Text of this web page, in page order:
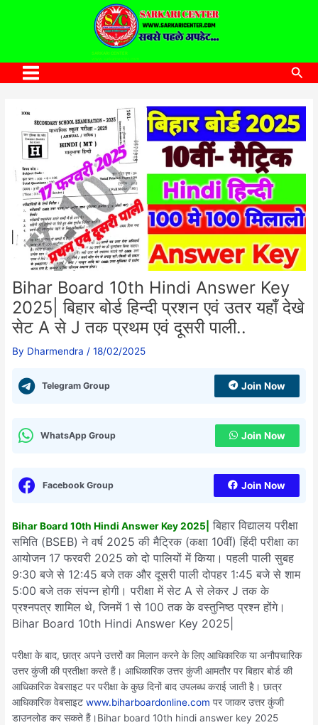
SARKARI CENTER
www.sarkaricenter.com
Main
Bihar Board 10th Hindi Answer Key
2025| बिहार बोर्ड हिन्दी प्रशन एवं उतर यहाँ देखे
सेट A से J तक प्रथम एवं दूसरी पाली..
By Dharmendra /18/02/2025
Telegram Group Join Now
WhatsApp Group Join Now
Facebook Group Join Now
Bihar Board 10th Hindi Answer Key 2025|
बिहार विद्यालय परीक्षा
समिति (BSEB) ने वर्ष 2025 की मैट्रिक (कक्षा 10वीं) हिंदी परीक्षा का
आयोजन 17 फरवरी 2025 को दो पालियों में किया। पहली पाली सुबह
9:30 बजे से 12:45 बजे तक और दूसरी पाली दोपहर 1:45 बजे से शाम
5:00 बजे तक संपन्न होगी। परीक्षा में सेट A से लेकर J तक के
प्रश्नपत्र शामिल थे, जिनमें 1 से 100 तक के वस्तुनिष्ठ प्रश्न होंगे।
Bihar Board 10th Hindi Answer Key 2025|
परीक्षा के बाद, छात्र अपने उत्तरों का मिलान करने के लिए आधिकारिक या अनौपचारिक
उत्तर कुंजी की प्रतीक्षा करते हैं। आधिकारिक उत्तर कुंजी आमतौर पर बिहार बोर्ड की
आधिकारिक वेबसाइट पर परीक्षा के कुछ दिनों बाद उपलब्ध कराई जाती है। छात्र
आधिकारिक वेबसाइटwww.biharboardonline.com पर जाकर उत्तर कुंजी
डाउनलोड कर सकते हैं।Bihar board 10th hindi answer key 2025